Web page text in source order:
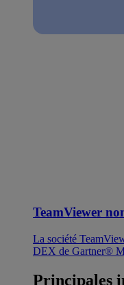
TeamViewer
La société
DEX de Gartner®
Principales